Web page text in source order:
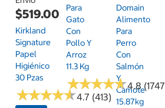
$519.00
Kirkland
Signature
Papel
Higiénico
30 Pzas
★★★★★
★★★★★4.7 (413)
Para
Gato
Con
Pollo Y
Arroz
11.3 Kg
★★★★★
★★★★★4.8
Domain
Alimento
Para
Perro
Con
Salmón
Y
Camote
15.87kg